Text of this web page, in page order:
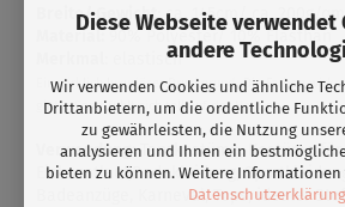
Diese Webseite verwendet
andere
Wir verwenden Cookies und ähnliche
Drittanbietern, um die ordentliche
zu gewährleisten, die Nutzung
analysieren und Ihnen ein
bieten zu können. Weitere Informationen
Datenschutzerklärung
Breite/ Gewicht: ca. 145cm/ ca. 200g/qm
Material:90% Polyester/ 10% Elasthan
: elastisch
Ein wirklich luxuriöser Druckgrund. Die Farben
glatte Samt fühlt sich toll auf der Haut an.
Verwendung:Tanzkostüme, Kostüme für
Eiskunstlauf,Badekleidung,
Badeanzüge, Karneval, Tops, idealer